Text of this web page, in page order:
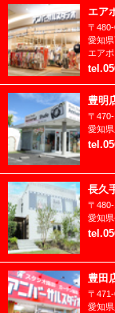
2023年6月
2023年5月
2023年4月
2023年3月
2023年2月
2023年1月
2022年12月
2022年11月
2022年10月
2022年9月
2022年8月
七五三
兄妹撮影
入園入学/卒園卒業
卒業袴(大学/専門)
卒業袴(小学生)
和装
家族愛
成人振袖
洋装
男性成人(紋付)
エア
〒
愛知県
エア
tel .
豊明
〒
愛知県
tel .
長久
〒
愛知県
tel .
豊田
〒
愛知県